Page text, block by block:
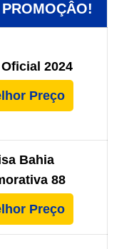
2024
Preço
Bahia
88
Preço